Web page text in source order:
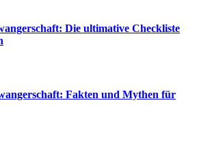
Die ultimative Checkliste
Fakten und Mythen für